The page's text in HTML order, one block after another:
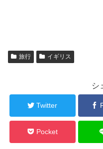
旅行 イギリス
シ
Twitter
Pocket